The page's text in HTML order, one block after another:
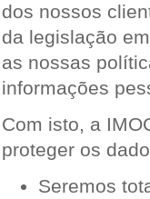
dos nossos
da legislação
as nossas
informações
Com isto, a
proteger os
Seremos